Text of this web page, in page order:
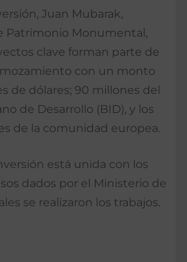
Juan Mubarak,
Patrimonio Monumental,
clave forman parte de
con un monto
de dólares; 90 millones del
de Desarrollo (BID), y los
de la comunidad europea.
está unida con los
dados por el Ministerio de
se realizaron los trabajos.